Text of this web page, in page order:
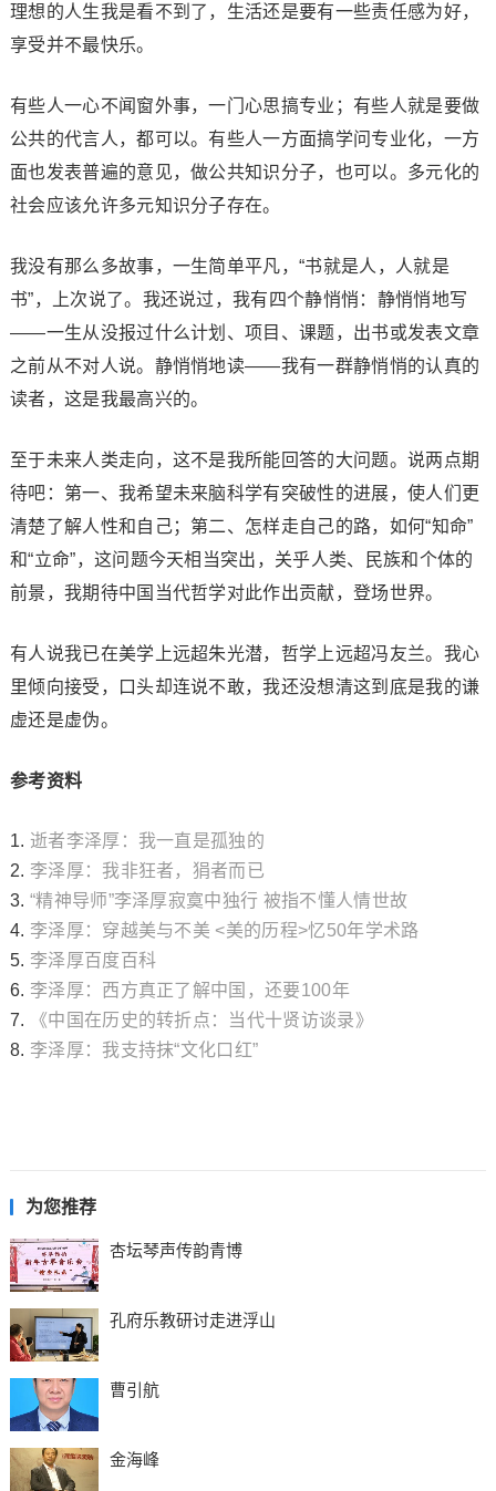
理想的人生我是看不到了，生活还是要有一些责任感为好，
享受并不最快乐。
有些人一心不闻窗外事，一门心思搞专业；有些人就是要做
公共的代言人，都可以。有些人一方面搞学问专业化，一方
面也发表普遍的意见，做公共知识分子，也可以。多元化的
社会应该允许多元知识分子存在。
我没有那么多故事，一生简单平凡，“书就是人，人就是
书”，上次说了。我还说过，我有四个静悄悄：静悄悄地写
——一生从没报过什么计划、项目、课题，出书或发表文章
之前从不对人说。静悄悄地读——我有一群静悄悄的认真的
读者，这是我最高兴的。
至于未来人类走向，这不是我所能回答的大问题。说两点期
待吧：第一、我希望未来脑科学有突破性的进展，使人们更
清楚了解人性和自己；第二、怎样走自己的路，如何“知命”
和“立命”，这问题今天相当突出，关乎人类、民族和个体的
前景，我期待中国当代哲学对此作出贡献，登场世界。
有人说我已在美学上远超朱光潜，哲学上远超冯友兰。我心
里倾向接受，口头却连说不敢，我还没想清这到底是我的谦
虚还是虚伪。
参考资料
1. 逝者李泽厚：我一直是孤独的
2. 李泽厚：我非狂者，狷者而已
3. “精神导师”李泽厚寂寞中独行 被指不懂人情世故
4. 李泽厚：穿越美与不美 <美的历程>忆50年学术路
5. 李泽厚百度百科
6. 李泽厚：西方真正了解中国，还要100年
7.
《中国在历史的转折点：当代十贤访谈录》
8. 李泽厚：我支持抹“文化口红”
为您推荐
杏坛琴声传韵青博
孔府乐教研讨走进浮山
曹引航
金海峰